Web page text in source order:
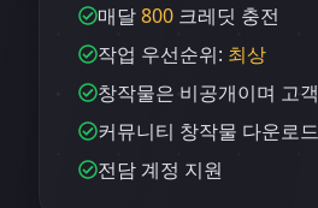
매달800 크레딧 충전
작업 우선순위: 최상
창작물은 비공개이며 고
커뮤니티 창작물 다운로드
전담 계정 지원